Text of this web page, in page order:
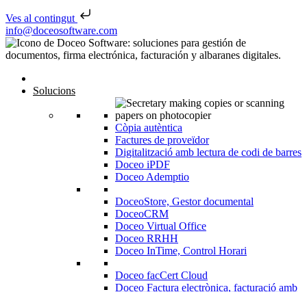
Ves al contingut
Skip to content
info@doceosoftware.com
Solucions
Còpia autèntica
Factures de proveïdor
Digitalització amb lectura de codi de barres
Doceo iPDF
Doceo Ademptio
DoceoStore, Gestor documental
DoceoCRM
Doceo Virtual Office
Doceo RRHH
Doceo InTime, Control Horari
Doceo facCert Cloud
Doceo Factura electrònica, facturació amb